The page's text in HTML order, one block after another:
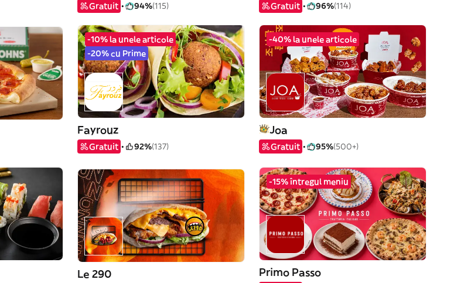
Gratuit 94%(115) Gratuit 96%(114)
-10% la unele articole
-20% cu Prime
Fayrouz
Gratuit 92%(137)
-40% la unele articole
Joa
Gratuit 95%(500+)
Le 290
-15% întregul meniu
Primo Passo